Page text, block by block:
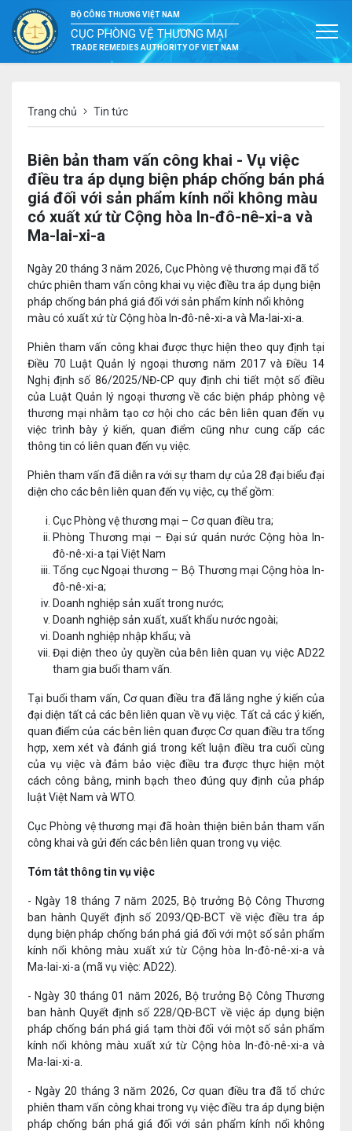
BỘ CÔNG THƯƠNG VIỆT NAM
CỤC PHÒNG VỆ THƯƠNG MẠI
TRADE REMEDIES AUTHORITY OF VIET NAM
Trang chủ Tin tức
Biên bản tham vấn công khai - Vụ việc
điều tra áp dụng biện pháp chống bán phá
giá đối với sản phẩm kính nổi không màu
có xuất xứ từ Cộng hòa In-đô-nê-xi-a và
Ma-lai-xi-a
Ngày 20 tháng 3 năm 2026, Cục Phòng vệ thương mại đã tổ
chức phiên tham vấn công khai vụ việc điều tra áp dụng biện
pháp chống bán phá giá đối với sản phẩm kính nổi không
màu có xuất xứ từ Cộng hòa In-đô-nê-xi-a và Ma-lai-xi-a.
Phiên tham vấn công khai được thực hiện theo quy định tại
Điều 70 Luật Quản lý ngoại thương năm 2017 và Điều 14
Nghị định số 86/2025/NĐ-CP quy định chi tiết một số điều
của Luật Quản lý ngoại thương về các biện pháp phòng vệ
thương mại nhằm tạo cơ hội cho các bên liên quan đến vụ
việc trình bày ý kiến, quan điểm cũng như cung cấp các
thông tin có liên quan đến vụ việc.
Phiên tham vấn đã diễn ra với sự tham dự của 28 đại biểu đại
diện cho các bên liên quan đến vụ việc, cụ thể gồm:
Cục Phòng vệ thương mại – Cơ quan điều tra;
Phòng Thương mại – Đại sứ quán nước Cộng hòa In-
đô-nê-xi-a tại Việt Nam
Tổng cục Ngoại thương – Bộ Thương mại Cộng hòa In-
đô-nê-xi-a;
Doanh nghiệp sản xuất trong nước;
Doanh nghiệp sản xuất, xuất khẩu nước ngoài;
Doanh nghiệp nhập khẩu; và
Đại diện theo ủy quyền của bên liên quan vụ việc AD22
tham gia buổi tham vấn.
Tại buổi tham vấn, Cơ quan điều tra đã lắng nghe ý kiến của
đại diện tất cả các bên liên quan về vụ việc. Tất cả các ý kiến,
quan điểm của các bên liên quan được Cơ quan điều tra tổng
hợp, xem xét và đánh giá trong kết luận điều tra cuối cùng
của vụ việc và đảm bảo việc điều tra được thực hiện một
cách công bằng, minh bạch theo đúng quy định của pháp
luật Việt Nam và WTO.
Cục Phòng vệ thương mại đã hoàn thiện biên bản tham vấn
công khai và gửi đến các bên liên quan trong vụ việc.
Tóm tắt thông tin vụ việc
- Ngày 18 tháng 7 năm 2025, Bộ trưởng Bộ Công Thương
ban hành Quyết định số 2093/QĐ-BCT về việc điều tra áp
dụng biện pháp chống bán phá giá đối với một số sản phẩm
kính nổi không màu xuất xứ từ Cộng hòa In-đô-nê-xi-a và
Ma-lai-xi-a (mã vụ việc: AD22).
- Ngày 30 tháng 01 năm 2026, Bộ trưởng Bộ Công Thương
ban hành Quyết định số 228/QĐ-BCT về việc áp dụng biện
pháp chống bán phá giá tạm thời đối với một số sản phẩm
kính nổi không màu xuất xứ từ Cộng hòa In-đô-nê-xi-a và
Ma-lai-xi-a.
- Ngày 20 tháng 3 năm 2026, Cơ quan điều tra đã tổ chức
phiên tham vấn công khai trong vụ việc điều tra áp dụng biện
pháp chống bán phá giá đối với sản phẩm kính nổi không